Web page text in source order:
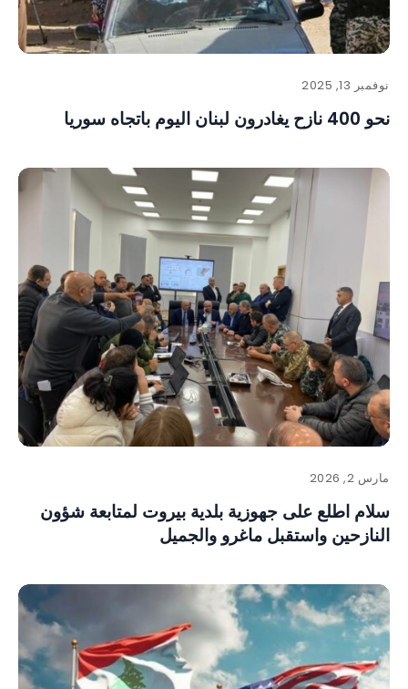
نوفمبر 13, 2025
نحو 400 نازح يغادرون لبنان اليوم باتجاه سوريا
مارس 2, 2026
سلام اطلع على جهوزية بلدية بيروت لمتابعة شؤون
النازحين واستقبل ماغرو والجميل